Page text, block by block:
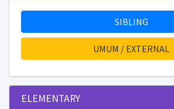
SIBLING
UMUM / EXTERNAL
ELEMENTARY